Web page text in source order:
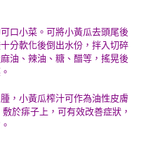
口小菜。可將小黃瓜去頭尾後
分軟化後倒出水份，拌入切碎
油、辣油、糖、醋等，搖晃後
，小黃瓜榨汁可作為油性皮膚
於痱子上，可有效改善症狀，